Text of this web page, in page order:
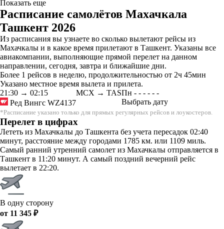
Показать еще
Расписание самолётов Махачкала
Ташкент 2026
Из расписания вы узнаете во сколько вылетают рейсы из
Махачкалы и в какое время прилетают в Ташкент. Указаны все
авиакомпании, выполняющие прямой перелет на данном
направлении, сегодня, завтра и ближайшие дни.
Более 1 рейсов в неделю, продолжительностью от 2ч 45мин
Указано местное время вылета и прилета.
21:30 → 02:15
Ред Вингс WZ4137
MCX → TASПн - - - - - -
Выбрать дату
*Расписание указано только для прямых регулярных рейсов и лоукостеров.
Перелет в цифрах
Лететь из Махачкалы до Ташкента без учета пересадок 02:40
минут, расстояние между городами 1785 км. или 1109 миль.
Самый ранний утренний самолет из Махачкалы отправляется в
Ташкент в 11:20 минут. А самый поздний вечерний рейс
вылетает в 22:20.
В одну сторону
от 11 345 ₽